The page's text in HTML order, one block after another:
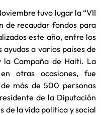
tuvo lugar la “VII
de recaudar fondos para
este año, entre los
a varios paises de
la Campaña de Haiti. La
otras ocasiones, fue
más de 500 personas
de la Diputación
de la vida politica y social